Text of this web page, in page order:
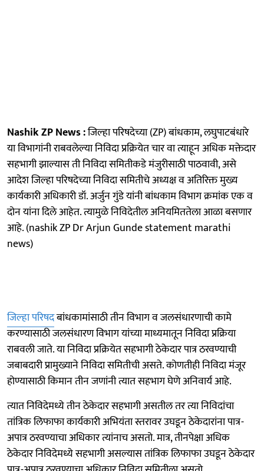
Nashik ZP News :जिल्हा परिषदेच्या (ZP) बांधकाम, लघुपाटबंधारे
या विभागांनी राबवलेल्या निविदा प्रक्रियेत चार वा त्याहून अधिक मक्तेदार
सहभागी झाल्यास ती निविदा समितीकडे मंजुरीसाठी पाठवावी, असे
आदेश जिल्हा परिषदेच्या निविदा समितीचे अध्यक्ष व अतिरिक्त मुख्य
कार्यकारी अधिकारी डॉ. अर्जुन गुंडे यांनी बांधकाम विभाग क्रमांक एक व
दोन यांना दिले आहेत. त्यामुळे निविदेतील अनियमिततेला आळा बसणार
आहे. (nashik ZP Dr Arjun Gunde statement marathi
news)
जिल्हा परिषदबांधकामांसाठी तीन विभाग व जलसंधारणाची कामे
करण्यासाठी जलसंधारण विभाग यांच्या माध्यमातून निविदा प्रक्रिया
राबवली जाते. या निविदा प्रक्रियेत सहभागी ठेकेदार पात्र ठरवण्याची
जबाबदारी प्रामुख्याने निविदा समितीची असते. कोणतीही निविदा मंजूर
होण्यासाठी किमान तीन जणांनी त्यात सहभाग घेणे अनिवार्य आहे.
त्यात निविदेमध्ये तीन ठेकेदार सहभागी असतील तर त्या निविदांचा
तांत्रिक लिफाफा कार्यकारी अभियंता स्तरावर उघडून ठेकेदारांना पात्र-
अपात्र ठरवण्याचा अधिकार त्यांनाच असतो. मात्र, तीनपेक्षा अधिक
ठेकेदार निविदेमध्ये सहभागी असल्यास तांत्रिक लिफाफा उघडून ठेकेदार